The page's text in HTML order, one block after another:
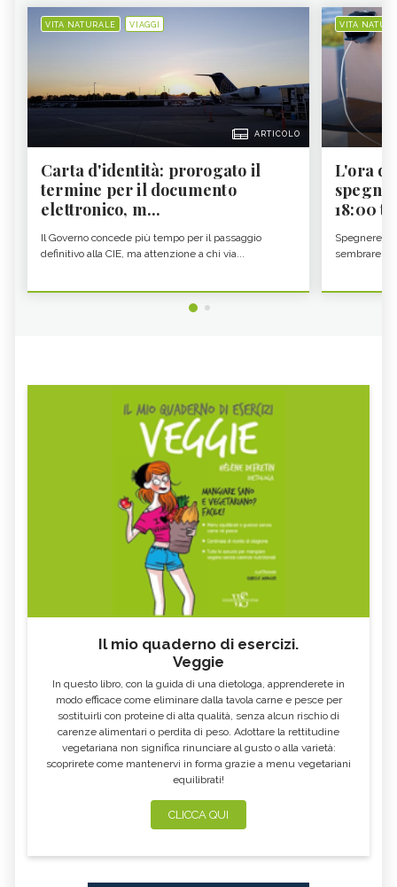
VITA NATURALE VIAGGI
ARTICOLO
Carta d'identità: prorogato il
termine per il documento
elettronico, m...
Il Governo concede più tempo per il passaggio
definitivo alla CIE, ma attenzione a chi via...
VITA
L'ora
18:00 ti
Spegnere lo
sembrare
Il mio quaderno di esercizi.
Veggie
In questo libro, con la guida di una dietologa, apprenderete in
modo efficace come eliminare dalla tavola carne e pesce per
sostituirli con proteine di alta qualità, senza alcun rischio di
carenze alimentari o perdita di peso. Adottare la rettitudine
vegetariana non significa rinunciare al gusto o alla varietà:
scoprirete come mantenervi in forma grazie a menu vegetariani
equilibrati!
CLICCA QUI